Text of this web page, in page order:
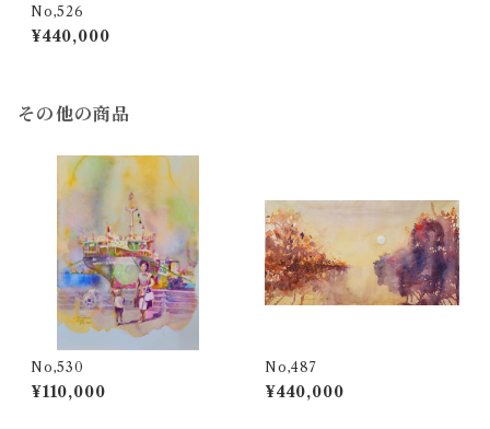
No,526
¥440,000
その他の商品
No,530
¥110,000
No,487
¥440,000